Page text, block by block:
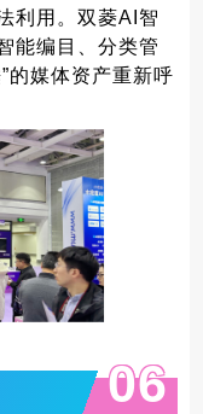
利用。双菱AI智
能编目、分类管
的媒体资产重新呼
06